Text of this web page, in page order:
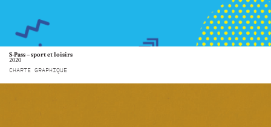
S-Pass – sport et loisirs
2020
CHARTE GRAPHIQUE